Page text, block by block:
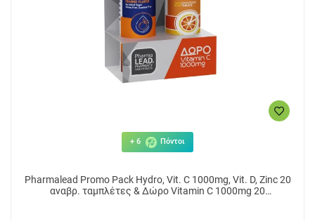
+ 6 Πόντοι
Pharmalead Promo Pack Hydro, Vit. C 1000mg, Vit. D, Zinc 20
αναβρ. ταμπλέτες & Δώρο Vitamin C 1000mg 20